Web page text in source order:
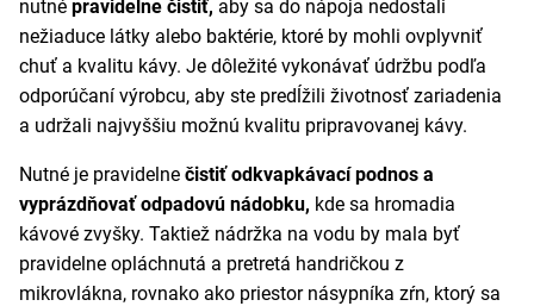
nutné pravidelne čistiť, aby sa do nápoja nedostali
nežiaduce látky alebo baktérie, ktoré by mohli ovplyvniť
chuť a kvalitu kávy. Je dôležité vykonávať údržbu podľa
odporúčaní výrobcu, aby ste predĺžili životnosť zariadenia
a udržali najvyššiu možnú kvalitu pripravovanej kávy.
Nutné je pravidelne čistiť odkvapkávací podnos a
vyprázdňovať odpadovú nádobku, kde sa hromadia
kávové zvyšky. Taktiež nádržka na vodu by mala byť
pravidelne opláchnutá a pretretá handričkou z
mikrovlákna, rovnako ako priestor násypníka zŕn, ktorý sa